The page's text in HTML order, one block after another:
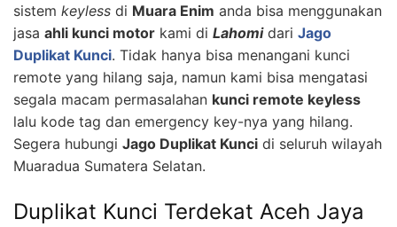
sistem keyless di Muara Enim anda bisa menggunakan
jasa ahli kunci motor kami di Lahomidari Jago
Duplikat Kunci. Tidak hanya bisa menangani kunci
remote yang hilang saja, namun kami bisa mengatasi
segala macam permasalahan kunci remote keyless
lalu kode tag dan emergency key-nya yang hilang.
Segera hubungi Jago Duplikat Kunci di seluruh wilayah
Muaradua Sumatera Selatan.
Duplikat Kunci Terdekat Aceh Jaya